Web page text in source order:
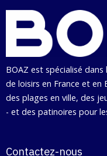
BOAZ est spécialisé
de loisirs en France et en
des plages en ville, des
- et des patinoires pour
Contactez-nous